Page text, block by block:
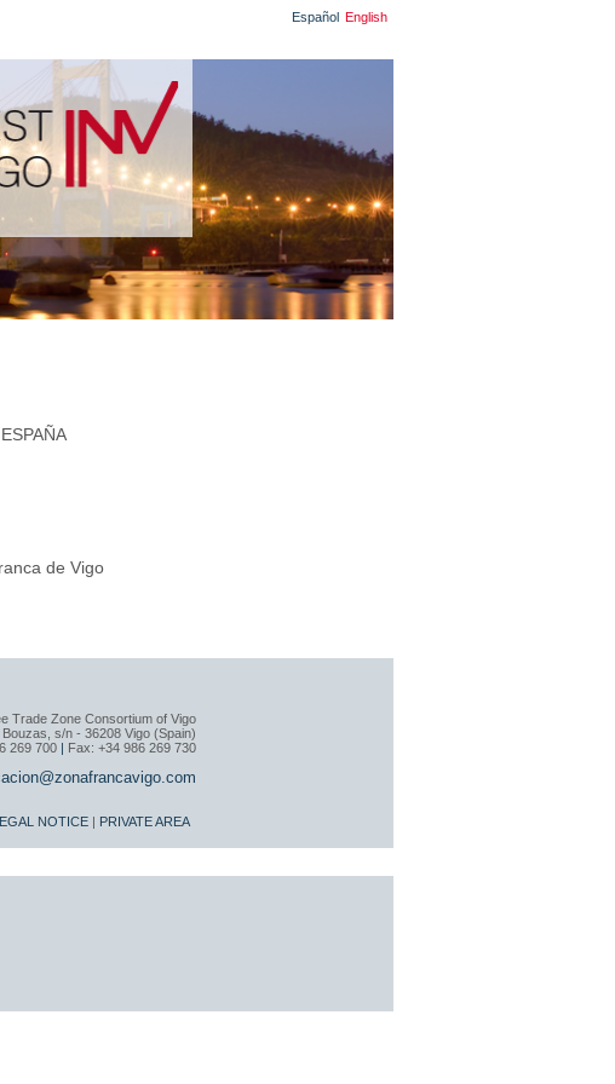
Español English
de Vigo
Trade Zone Consortium of Vigo
s/n - 36208 Vigo (Spain)
269 700| Fax: +34 986 269 730
NOTICE| PRIVATE AREA